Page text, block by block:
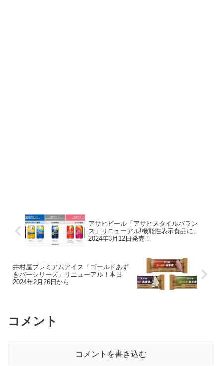
アサヒビール「アサヒスタイルバラン
ス」リニューアル!機能性表示食品に。
2024年3月12日発売！
井村屋プレミアムアイス「ゴールドあず
きバーシリーズ」リニューアル！本日
2024年2月26日から
コメント
コメントを書き込む